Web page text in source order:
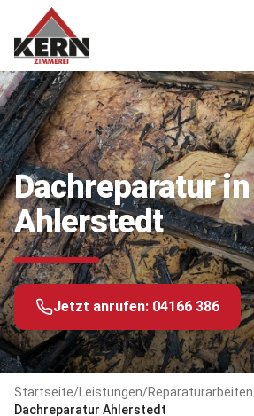
Dachreparatur in
Ahlerstedt
Jetzt anrufen: 04166 386
Startseite/ Leistungen/Reparaturarbeiten
Dachreparatur Ahlerstedt